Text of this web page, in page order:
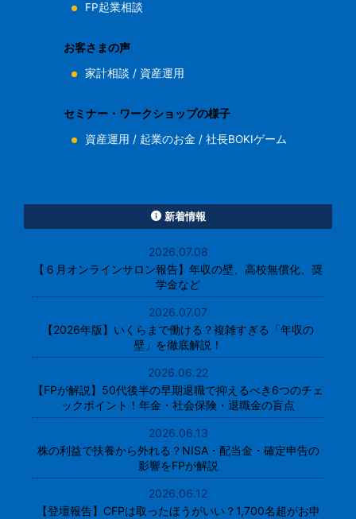
FP起業相談
お客さまの声
家計相談 / 資産運用
セミナー・ワークショップの様子
資産運用 / 起業のお金 /社長BOKIゲーム
新着情報
2026.07.08
【６月オンラインサロン報告】年収の壁、高校無償化、奨
学金など
2026.07.07
【2026年版】いくらまで働ける？複雑すぎる「年収の
壁」を徹底解説！
2026.06.22
【FPが解説】50代後半の早期退職で抑えるべき6つのチェ
ックポイント！年金・社会保険・退職金の盲点
2026.06.13
株の利益で扶養から外れる？NISA・配当金・確定申告の
影響をFPが解説
2026.06.12
【登壇報告】CFPは取ったほうがいい？1,700名超がお申